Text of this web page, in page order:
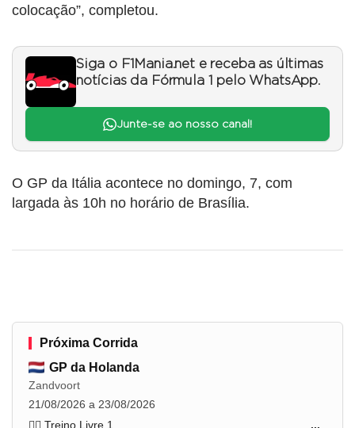
colocação”, completou.
Siga o F1Mania.net e receba as últimas
notícias da Fórmula 1 pelo WhatsApp.
Junte-se ao nosso canal!
O GP da Itália acontece no domingo, 7, com
largada às 10h no horário de Brasília.
Próxima Corrida
GP da Holanda
Zandvoort
21/08/2026 a 23/08/2026
🏋️‍♂️ Treino Livre 1
...